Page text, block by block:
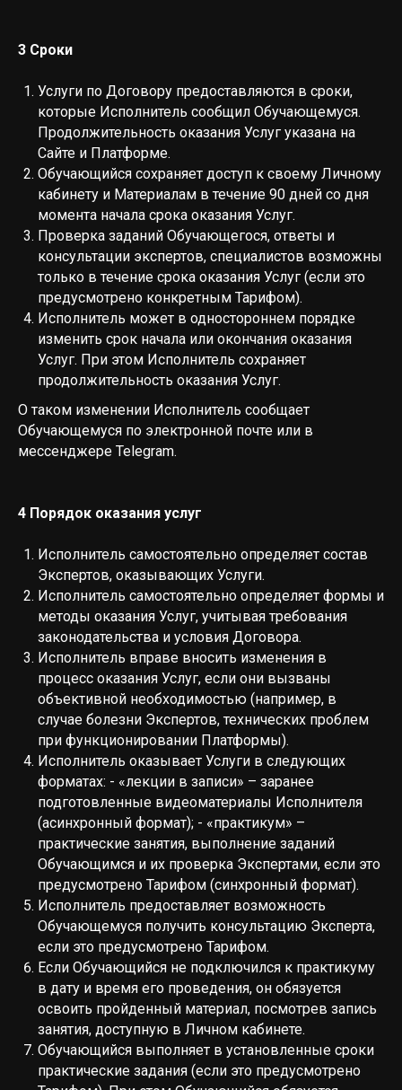
3 Сроки
Услуги по Договору предоставляются в сроки,
которые Исполнитель сообщил Обучающемуся.
Продолжительность оказания Услуг указана на
Сайте и Платформе.
Обучающийся сохраняет доступ к своему Личному
кабинету и Материалам в течение 90 дней со дня
момента начала срока оказания Услуг.
Проверка заданий Обучающегося, ответы и
консультации экспертов, специалистов возможны
только в течение срока оказания Услуг (если это
предусмотрено конкретным Тарифом).
Исполнитель может в одностороннем порядке
изменить срок начала или окончания оказания
Услуг. При этом Исполнитель сохраняет
продолжительность оказания Услуг.
О таком изменении Исполнитель сообщает
Обучающемуся по электронной почте или в
мессенджере Telegram.
4 Порядок оказания услуг
Исполнитель самостоятельно определяет состав
Экспертов, оказывающих Услуги.
Исполнитель самостоятельно определяет формы и
методы оказания Услуг, учитывая требования
законодательства и условия Договора.
Исполнитель вправе вносить изменения в
процесс оказания Услуг, если они вызваны
объективной необходимостью (например, в
случае болезни Экспертов, технических проблем
при функционировании Платформы).
Исполнитель оказывает Услуги в следующих
форматах: - «лекции в записи» – заранее
подготовленные видеоматериалы Исполнителя
(асинхронный формат); - «практикум» –
практические занятия, выполнение заданий
Обучающимся и их проверка Экспертами, если это
предусмотрено Тарифом (синхронный формат).
Исполнитель предоставляет возможность
Обучающемуся получить консультацию Эксперта,
если это предусмотрено Тарифом.
Если Обучающийся не подключился к практикуму
в дату и время его проведения, он обязуется
освоить пройденный материал, посмотрев запись
занятия, доступную в Личном кабинете.
Обучающийся выполняет в установленные сроки
практические задания (если это предусмотрено